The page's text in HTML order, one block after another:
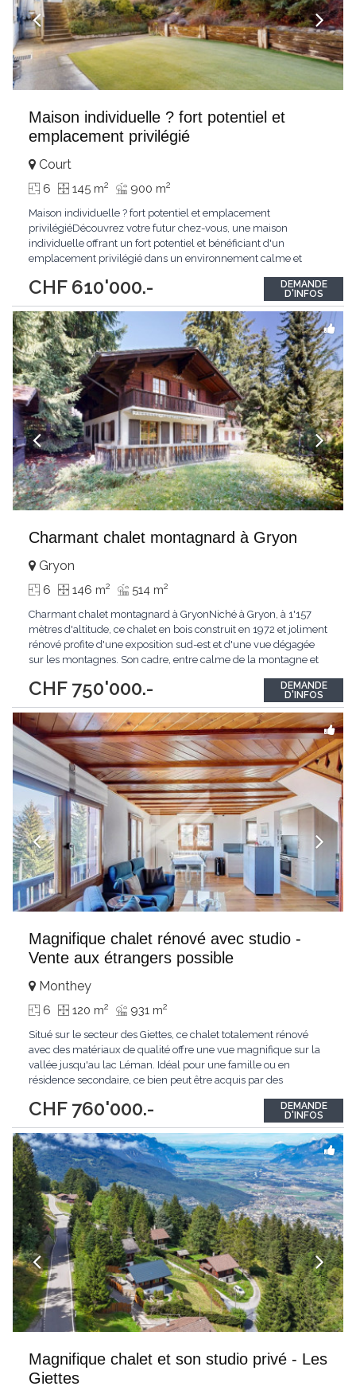
Maison individuelle ? fort potentiel et
emplacement privilégié
CHF 610'000.-
Court
6 145 m2 900 m2
Maison individuelle ? fort potentiel et emplacement
privilégiéDécouvrez votre futur chez-vous, une maison
individuelle offrant un fort potentiel et bénéficiant d'un
emplacement privilégié dans un environnement calme et
cadre de vie paisible et agréable.Implantée sur une belle
parcelle, la maison est entourée d'un grand...
DEMANDE
D'INFOS
Charmant chalet montagnard à Gryon
CHF 750'000.-
Gryon
6 146 m2 514 m2
Charmant chalet montagnard à GryonNiché à Gryon, à 1'157
mètres d'altitude, ce chalet en bois construit en 1972 et joliment
rénové profite d'une exposition sud-est et d'une vue dégagée
sur les montagnes. Son cadre, entre calme de la montagne et
pour une résidence principale que secondaire. Au rez-de-
chaussée, l'espace de...
DEMANDE
D'INFOS
Magnifique chalet rénové avec studio -
Vente aux étrangers possible
CHF 760'000.-
Monthey
6 120 m2 931 m2
Situé sur le secteur des Giettes, ce chalet totalement rénové
avec des matériaux de qualité offre une vue magnifique sur la
vallée jusqu'au lac Léman. Idéal pour une famille ou en
résidence secondaire, ce bien peut être acquis par des
sur 3 niveaux, il dispose de nombreuses options optimisant son
confort et sa fonctionnalité...
DEMANDE
D'INFOS
Magnifique chalet et son studio privé - Les
Giettes